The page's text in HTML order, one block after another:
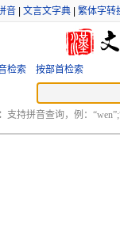
音 文言文字典 繁体字转
检索 按部首检索
支持拼音查询，例：